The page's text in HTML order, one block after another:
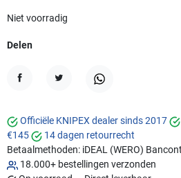
Niet voorradig
Delen
Officiële KNIPEX dealer sinds 2017
€145
14 dagen retourrecht
Betaalmethoden: iDEAL (WERO)
18.000+ bestellingen verzonden